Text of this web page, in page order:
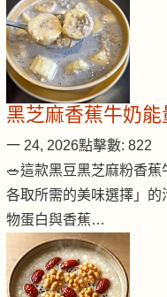
黑芝麻香蕉牛奶
一 24, 2026點擊數: 822
🥗這款黑豆黑芝麻粉香
各取所需的美味選擇」
物蛋白與香蕉…